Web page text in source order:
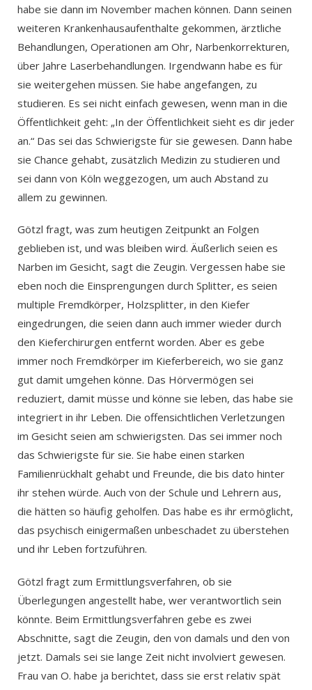
habe sie dann im November machen können. Dann seinen
weiteren Krankenhausaufenthalte gekommen, ärztliche
Behandlungen, Operationen am Ohr, Narbenkorrekturen,
über Jahre Laserbehandlungen. Irgendwann habe es für
sie weitergehen müssen. Sie habe angefangen, zu
studieren. Es sei nicht einfach gewesen, wenn man in die
Öffentlichkeit geht: „In der Öffentlichkeit sieht es dir jeder
an.“ Das sei das Schwierigste für sie gewesen. Dann habe
sie Chance gehabt, zusätzlich Medizin zu studieren und
sei dann von Köln weggezogen, um auch Abstand zu
allem zu gewinnen.
Götzl fragt, was zum heutigen Zeitpunkt an Folgen
geblieben ist, und was bleiben wird. Äußerlich seien es
Narben im Gesicht, sagt die Zeugin. Vergessen habe sie
eben noch die Einsprengungen durch Splitter, es seien
multiple Fremdkörper, Holzsplitter, in den Kiefer
eingedrungen, die seien dann auch immer wieder durch
den Kieferchirurgen entfernt worden. Aber es gebe
immer noch Fremdkörper im Kieferbereich, wo sie ganz
gut damit umgehen könne. Das Hörvermögen sei
reduziert, damit müsse und könne sie leben, das habe sie
integriert in ihr Leben. Die offensichtlichen Verletzungen
im Gesicht seien am schwierigsten. Das sei immer noch
das Schwierigste für sie. Sie habe einen starken
Familienrückhalt gehabt und Freunde, die bis dato hinter
ihr stehen würde. Auch von der Schule und Lehrern aus,
die hätten so häufig geholfen. Das habe es ihr ermöglicht,
das psychisch einigermaßen unbeschadet zu überstehen
und ihr Leben fortzuführen.
Götzl fragt zum Ermittlungsverfahren, ob sie
Überlegungen angestellt habe, wer verantwortlich sein
könnte. Beim Ermittlungsverfahren gebe es zwei
Abschnitte, sagt die Zeugin, den von damals und den von
jetzt. Damals sei sie lange Zeit nicht involviert gewesen.
Frau van O. habe ja berichtet, dass sie erst relativ spät